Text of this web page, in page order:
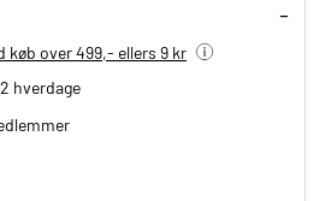
køb over 499,- ellers 9 kr
hverdage